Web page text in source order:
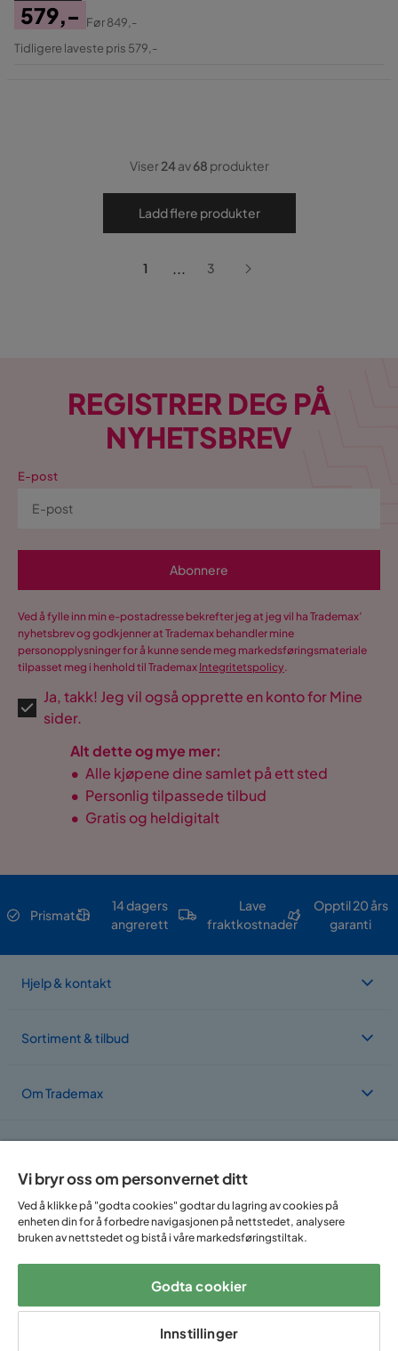
Pris
579,-
Original
Før849,-
Tidligere laveste pris 579,-
Viser24av68 produkter
Ladd flere produkter
1 ... 3
REGISTRER DEG PÅ
NYHETSBREV
E-post
Abonnere
Ved å fylle inn min e-postadresse bekrefter jeg at jeg vil ha Trademax’
nyhetsbrev og godkjenner at Trademax behandler mine
personopplysninger for å kunne sende meg markedsføringsmateriale
tilpasset meg i henhold til Trademax Integritetspolicy.
Ja, takk! Jeg vil også opprette en konto for Mine
sider.
Alt dette og mye mer:
• Alle kjøpene dine samlet på ett sted
• Personlig tilpassede tilbud
• Gratis og heldigitalt
Prismatch
14 dagers
angrerett
Lave
fraktkostnader
Opptil 20 års
garanti
Hjelp & kontakt
Sortiment & tilbud
Om Trademax
Følg oss på:
Vi bryr oss om personvernet ditt
Ved å klikke på "godta cookies" godtar du lagring av cookies på
enheten din for å forbedre navigasjonen på nettstedet, analysere
bruken av nettstedet og bistå i våre markedsføringstiltak.
Godta cookier
Innstillinger